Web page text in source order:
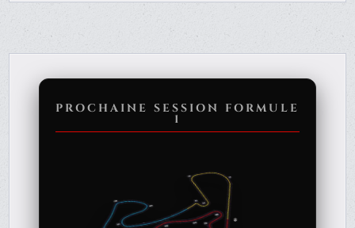
PROCHAINE SESSION FORMULE
1